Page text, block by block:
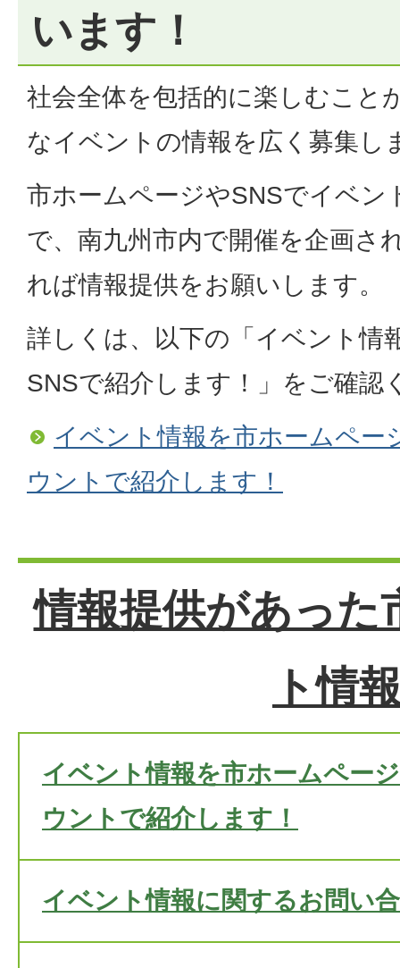
います！
社会全体を包括的に楽しむこと
なイベントの情報を広く募集し
市ホームページやSNSでイベン
で、南九州市内で開催を企画さ
れば情報提供をお願いします。
詳しくは、以下の「イベント情
SNSで紹介します！」をご確認
イベント情報を市ホームペー
ウントで紹介します！
情報提供があった
ト情
イベント情報を市ホームペー
ウントで紹介します！
イベント情報に関するお問い